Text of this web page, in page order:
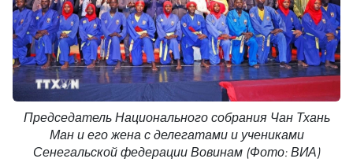
Председатель Национального собрания Чан Тхань
Ман и его жена с делегатами и учениками
Сенегальской федерации Вовинам (Фото: ВИА)